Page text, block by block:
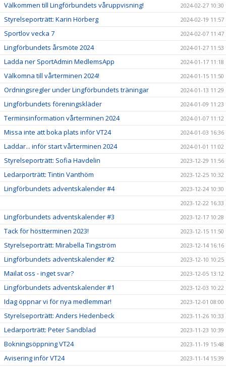
Välkommen till Lingförbundets våruppvisning! 2024-02-27 10:30
Styrelseporträtt: Karin Hörberg 2024-02-19 11:57
Sportlov vecka 7 2024-02-07 11:47
Lingförbundets årsmöte 2024 2024-01-27 11:53
Ladda ner SportAdmin MedlemsApp 2024-01-17 11:18
Välkomna till vårterminen 2024! 2024-01-15 11:50
Ordningsregler under Lingförbundets träningar 2024-01-13 11:29
Lingförbundets föreningskläder 2024-01-09 11:23
Terminsinformation vårterminen 2024 2024-01-07 11:12
Missa inte att boka plats inför VT24 2024-01-03 16:36
Laddar... inför start vårterminen 2024 2024-01-01 11:02
Styrelseporträtt: Sofia Havdelin 2023-12-29 11:56
Ledarporträtt: Tintin Vanthöm 2023-12-25 10:32
Lingförbundets adventskalender #4
2023-12-24 10:30
2023-12-22 16:33
Lingförbundets adventskalender #3 2023-12-17 10:28
Tack för höstterminen 2023! 2023-12-15 11:50
Styrelseporträtt: Mirabella Tingström 2023-12-14 16:16
Lingförbundets adventskalender #2 2023-12-10 10:25
Mailat oss - inget svar? 2023-12-05 13:12
Lingförbundets adventskalender #1 2023-12-03 10:22
Idag öppnar vi för nya medlemmar! 2023-12-01 08:00
Styrelseporträtt: Anders Hedenbeck 2023-11-26 10:33
Ledarporträtt: Peter Sandblad 2023-11-23 10:39
Bokningsöppning VT24 2023-11-19 15:48
Avisering inför VT24 2023-11-14 15:39